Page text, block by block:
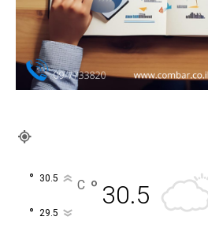
30.5
°
C
30.5
°
29.5
°